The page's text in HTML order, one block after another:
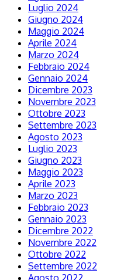
Luglio 2024
Giugno 2024
Maggio 2024
Aprile 2024
Marzo 2024
Febbraio 2024
Gennaio 2024
Dicembre 2023
Novembre 2023
Ottobre 2023
Settembre 2023
Agosto 2023
Luglio 2023
Giugno 2023
Maggio 2023
Aprile 2023
Marzo 2023
Febbraio 2023
Gennaio 2023
Dicembre 2022
Novembre 2022
Ottobre 2022
Settembre 2022